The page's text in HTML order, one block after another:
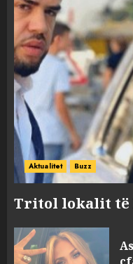
Aktualitet Buzz
Tritol lokalit të